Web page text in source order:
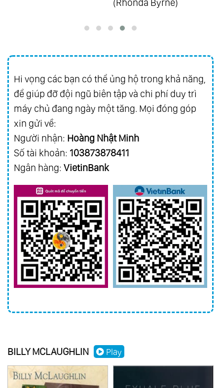
Hi vọng các bạn có thể ủng hộ trong khả năng,
để giúp đỡ đội ngũ biên tập và chi phí duy trì
máy chủ đang ngày một tăng. Mọi đóng góp
xin gửi về:
Người nhận: Hoàng Nhật Minh
Số tài khoản: 103873878411
Ngân hàng: VietinBank
BILLY MCLAUGHLIN Play